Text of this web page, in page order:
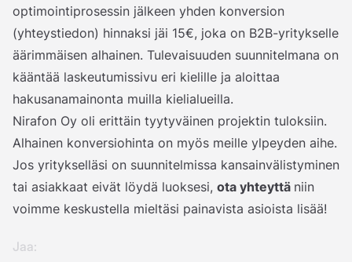
optimointiprosessin jälkeen yhden konversion
(yhteystiedon) hinnaksi jäi 15€, joka on B2B-yritykselle
äärimmäisen alhainen. Tulevaisuuden suunnitelmana on
kääntää laskeutumissivu eri kielille ja aloittaa
hakusanamainonta muilla kielialueilla.
Nirafon Oy oli erittäin tyytyväinen projektin tuloksiin.
Alhainen konversiohinta on myös meille ylpeyden aihe.
Jos yritykselläsi on suunnitelmissa kansainvälistyminen
tai asiakkaat eivät löydä luoksesi, ota yhteyttä niin
voimme keskustella mieltäsi painavista asioista lisää!
Jaa: